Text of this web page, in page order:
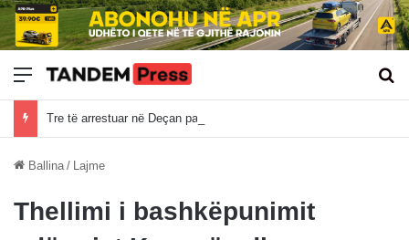
Meny
Ballina / Lajme
Thellimi i bashkëpunimit